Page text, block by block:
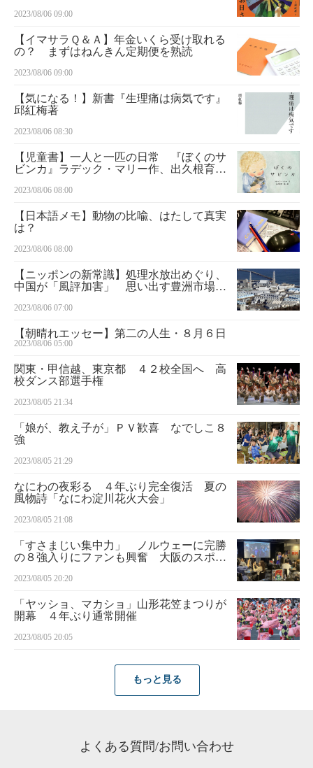
2023/08/06 09:00
【イマサラＱ＆Ａ】年金いくら受け取れる
の？ まずはねんきん定期便を熟読
2023/08/06 09:00
【気になる！】新書『生理痛は病気です』
邱紅梅著
2023/08/06 08:30
【児童書】一人と一匹の日常 『ぼくのサ
ビンカ』ラデック・マリー作、出久根育
2023/08/06 08:00
【日本語メモ】動物の比喩、はたして真実
は？
2023/08/06 08:00
【ニッポンの新常識】処理水放出めぐり、
中国が「風評加害」 思い出す豊洲市場移
2023/08/06 07:00
【朝晴れエッセー】第二の人生・８月６日
2023/08/06 05:00
関東・甲信越、東京都 ４２校全国へ 高
校ダンス部選手権
2023/08/05 21:34
「娘が、教え子が」ＰＶ歓喜 なでしこ８
強
2023/08/05 21:29
なにわの夜彩る ４年ぶり完全復活 夏の
風物詩「なにわ淀川花火大会」
2023/08/05 21:08
「すさまじい集中力」 ノルウェーに完勝
の８強入りにファンも興奮 大阪のスポー
2023/08/05 20:20
「ヤッショ、マカショ」山形花笠まつりが
開幕 ４年ぶり通常開催
2023/08/05 20:05
もっと見る
よくある質問/お問い合わせ